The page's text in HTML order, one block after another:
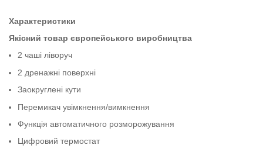
Характеристики
Якісний товар європейського виробництва
2 чаші ліворуч
2 дренажні поверхні
Заокруглені кути
Перемикач увімкнення/вимкнення
Функція автоматичного розморожування
Цифровий термостат